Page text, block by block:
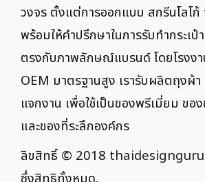
วงจร ตั้งแต่การออกแบบ สกรีนโลโ
พร้อมให้คำปรึกษาในการรับทำกระเป๋
ตรงกับภาพลักษณ์แบรนด์ โดยโรงงา
OEM มาตรฐานสูง เรารับผลิตถุงผ้า
แจกงาน เพื่อใช้เป็นของพรีเมี่ยม ข
และของที่ระลึกองค์กร
ลิขสิทธิ์ © 2018